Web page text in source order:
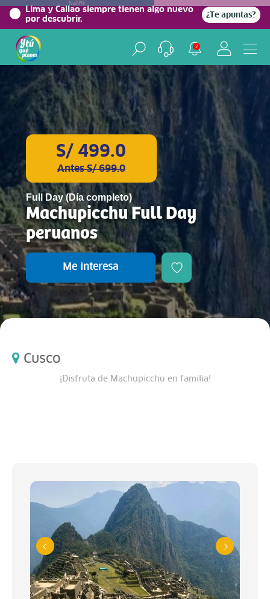
Lima y Callao siempre tienen algo nuevo
por descubrir.
¿Te apuntas?
2
NaN%
S/ 499.0
Antes S/ 699.0
Full Day (Día completo)
Machupicchu Full Day
peruanos
Me interesa
Cusco
¡Disfruta de Machupicchu en familia!